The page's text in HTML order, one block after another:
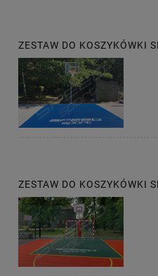
ZESTAW DO KOSZYKÓWKI
ZESTAW DO KOSZYKÓWKI